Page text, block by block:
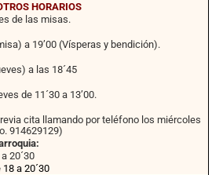
HORARIOS
de las misas.
a 19’00 (Vísperas y bendición).
a las 18´45
de 11´30 a 13’00.
cita llamando por teléfono los miércoles
914629129)
20´30
a 20´30